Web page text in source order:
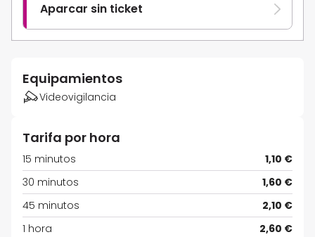
Aparcar sin ticket
Equipamientos
Videovigilancia
Tarifa por hora
15 minutos
1,10 €
30 minutos
1,60 €
45 minutos
2,10 €
1 hora
2,60 €